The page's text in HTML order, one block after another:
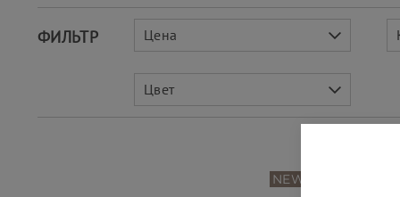
ФИЛЬТР Цена
Цвет
NEW